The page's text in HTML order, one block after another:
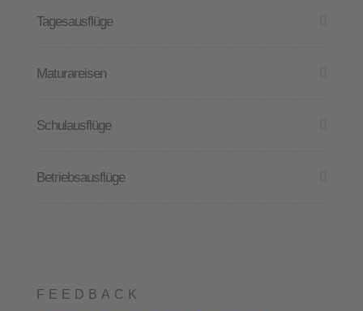
Tagesausflüge
Maturareisen
Schulausflüge
Betriebsausflüge
FEEDBACK